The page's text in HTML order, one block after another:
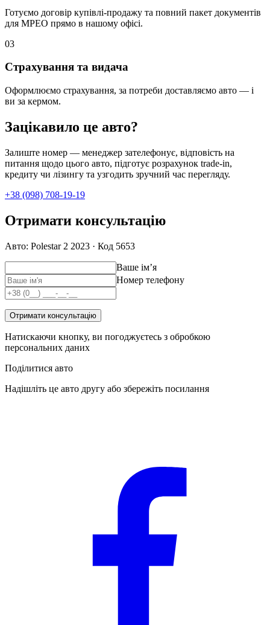
Готуємо договір купівлі-продажу та повний пакет документів
для МРЕО прямо в нашому офісі.
03
Страхування та видача
Оформлюємо страхування, за потреби доставляємо авто — і
ви за кермом.
Зацікавило це авто?
Залиште номер — менеджер зателефонує, відповість на
питання щодо цього авто, підготує розрахунок trade-in,
кредиту чи лізингу та узгодить зручний час перегляду.
+38 (098) 708-19-19
Отримати консультацію
Авто: Polestar 2 2023 · Код 5653
Ваше імʼя
Номер телефону
Отримати консультацію
Натискаючи кнопку, ви погоджуєтесь з обробкою
персональних даних
Поділитися авто
Надішліть це авто другу або збережіть посилання